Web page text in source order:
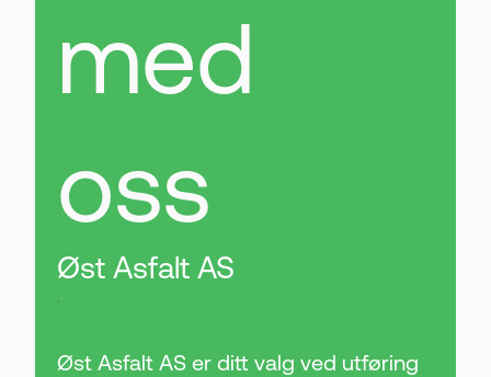
med
oss
Øst Asfalt AS
.
Øst Asfalt AS er ditt valg ved utføring